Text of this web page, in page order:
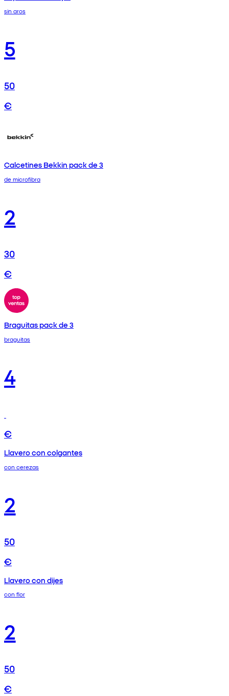
sin aros
5
50
€
Calcetines Bekkin pack de 3
de microfibra
2
30
€
Braguitas pack de 3
braguitas
4
€
Llavero con colgantes
con cerezas
2
50
€
Llavero con dijes
con flor
2
50
€